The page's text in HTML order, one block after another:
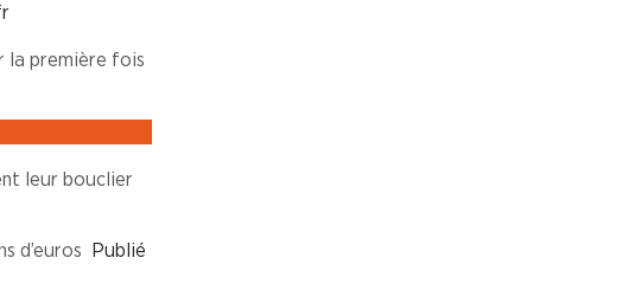
la première fois
leur bouclier
d’euros
Publié